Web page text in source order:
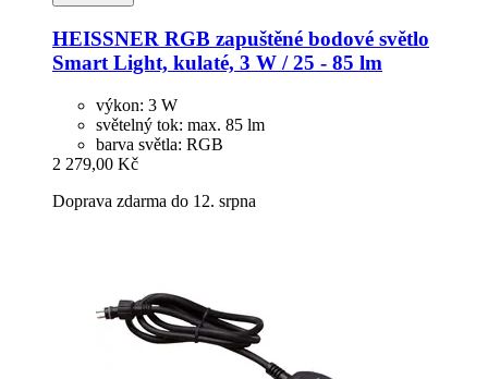
HEISSNER RGB zapuštěné bodové světlo
Smart Light, kulaté, 3 W / 25 -​ 85 lm
výkon: 3 W
světelný tok: max. 85 lm
barva světla: RGB
2 279,00 Kč
Doprava zdarma do 12. srpna